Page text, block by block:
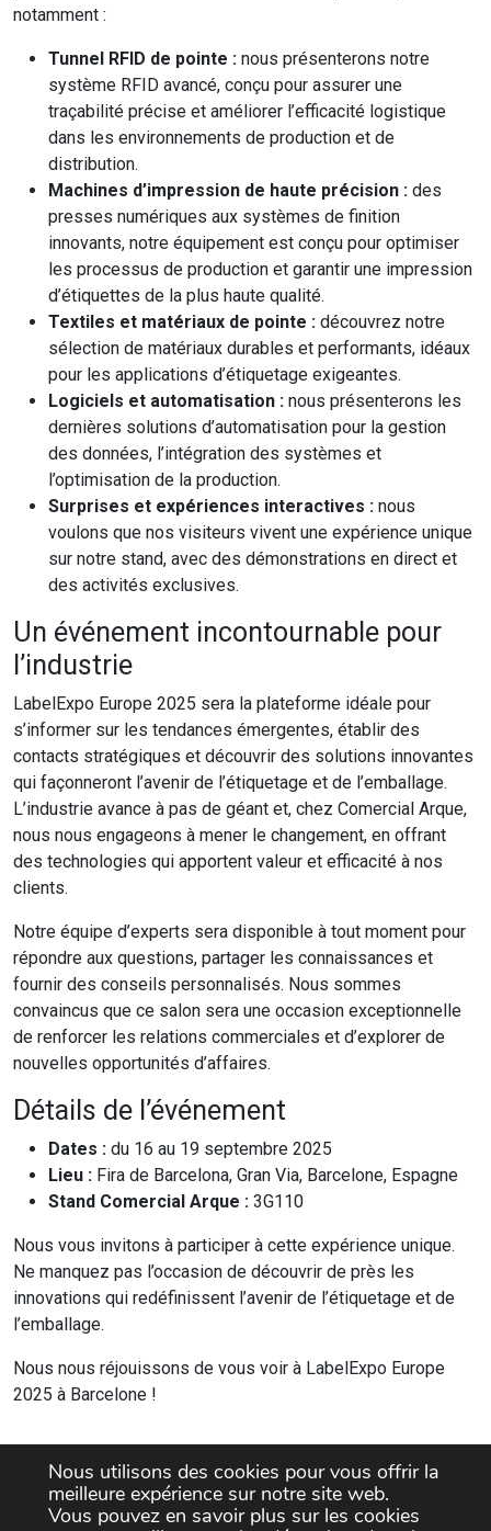
notamment :
Tunnel RFID de pointe : nous présenterons notre
système RFID avancé, conçu pour assurer une
traçabilité précise et améliorer l’efficacité logistique
dans les environnements de production et de
distribution.
Machines d’impression de haute précision : des
presses numériques aux systèmes de finition
innovants, notre équipement est conçu pour optimiser
les processus de production et garantir une impression
d’étiquettes de la plus haute qualité.
Textiles et matériaux de pointe : découvrez notre
sélection de matériaux durables et performants, idéaux
pour les applications d’étiquetage exigeantes.
Logiciels et automatisation : nous présenterons les
dernières solutions d’automatisation pour la gestion
des données, l’intégration des systèmes et
l’optimisation de la production.
Surprises et expériences interactives : nous
voulons que nos visiteurs vivent une expérience unique
sur notre stand, avec des démonstrations en direct et
des activités exclusives.
Un événement incontournable pour
l’industrie
LabelExpo Europe 2025 sera la plateforme idéale pour
s’informer sur les tendances émergentes, établir des
contacts stratégiques et découvrir des solutions innovantes
qui façonneront l’avenir de l’étiquetage et de l’emballage.
L’industrie avance à pas de géant et, chez Comercial Arque,
nous nous engageons à mener le changement, en offrant
des technologies qui apportent valeur et efficacité à nos
clients.
Notre équipe d’experts sera disponible à tout moment pour
répondre aux questions, partager les connaissances et
fournir des conseils personnalisés. Nous sommes
convaincus que ce salon sera une occasion exceptionnelle
de renforcer les relations commerciales et d’explorer de
nouvelles opportunités d’affaires.
Détails de l’événement
Dates : du 16 au 19 septembre 2025
Lieu : Fira de Barcelona, Gran Via, Barcelone, Espagne
Stand Comercial Arque : 3G110
Nous vous invitons à participer à cette expérience unique.
Ne manquez pas l’occasion de découvrir de près les
innovations qui redéfinissent l’avenir de l’étiquetage et de
l’emballage.
Nous nous réjouissons de vous voir à LabelExpo Europe
2025 à Barcelone !
Nous utilisons des cookies pour vous offrir la
meilleure expérience sur notre site web.
Vous pouvez en savoir plus sur les cookies
Suivez-nous!